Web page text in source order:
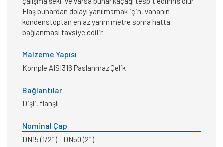
Flaş buhardan dolayı yanılmamak için, vananın
kondenstoptan en az yarım metre sonra hatta
bağlanması tavsiye edilir.
Malzeme Yapısı
Komple AISI316 Paslanmaz Çelik
Bağlantılar
Dişli, flanşlı
Nominal Çap
DN15 (1/2” ) - DN50 (2” )